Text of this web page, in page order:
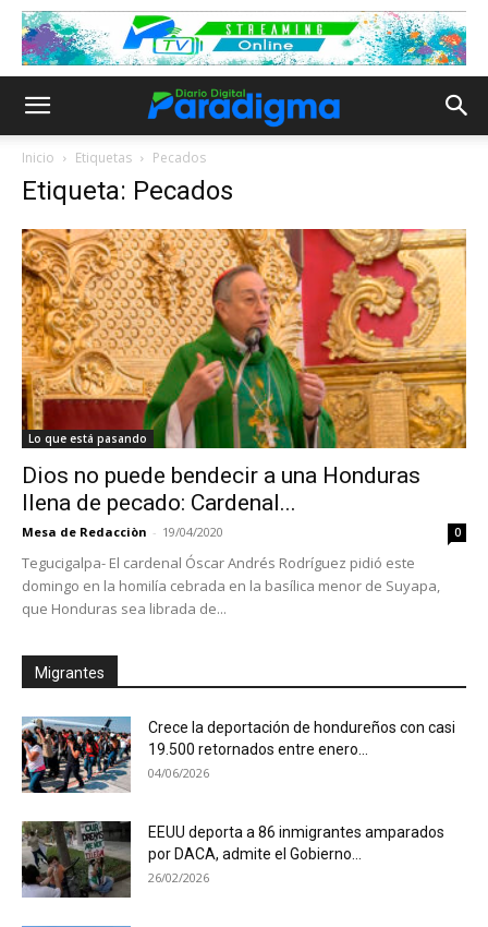
Inicio Etiquetas Pecados
Etiqueta: Pecados
Lo que está pasando
Dios no puede bendecir a una Honduras
llena de pecado: Cardenal...
Mesa de Redacciòn - 19/04/2020 0
Tegucigalpa- El cardenal Óscar Andrés Rodríguez pidió este
domingo en la homilía cebrada en la basílica menor de Suyapa,
que Honduras sea librada de...
Migrantes
Crece la deportación de hondureños con casi
19.500 retornados entre enero...
04/06/2026
EEUU deporta a 86 inmigrantes amparados
por DACA, admite el Gobierno...
26/02/2026